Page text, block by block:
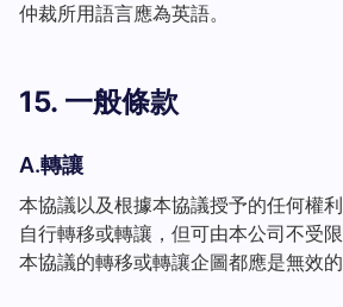
仲裁所用語言應為英語。
15. 一般條款
A.轉讓
本協議以及根據本協議授予的任何權
自行轉移或轉讓，但可由本公司不受
本協議的轉移或轉讓企圖都應是無效的